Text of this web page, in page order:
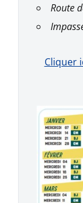
Route
Cliquer